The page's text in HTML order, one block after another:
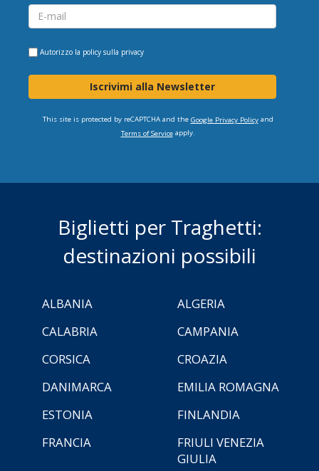
Autorizzo la policy sulla privacy
Iscrivimi alla Newsletter
This site is protected by reCAPTCHA and the Google Privacy Policyand
Terms of Serviceapply.
Biglietti per Traghetti:
destinazioni possibili
ALBANIA
ALGERIA
CALABRIA
CAMPANIA
CORSICA
CROAZIA
DANIMARCA
EMILIA ROMAGNA
ESTONIA
FINLANDIA
FRANCIA
FRIULI VENEZIA
GIULIA